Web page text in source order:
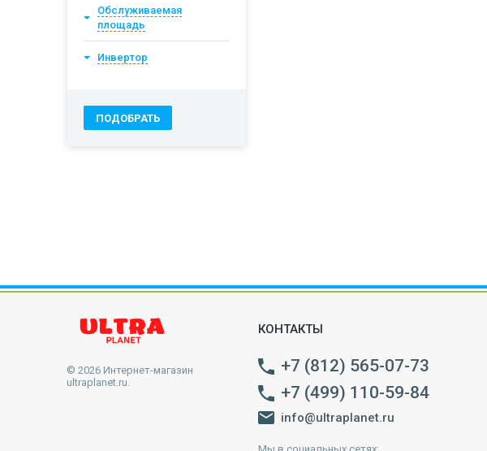
Обслуживаемая
площадь
Инвертор
© 2026 Интернет-магазин
ultraplanet.ru.
КОНТАКТЫ
+7 (812) 565-07-73
+7 (499) 110-59-84
info@ultraplanet.ru